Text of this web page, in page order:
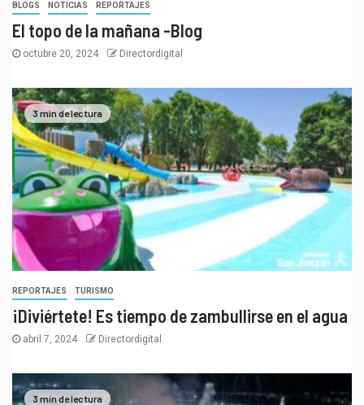
BLOGS NOTICIAS REPORTAJES
El topo de la mañana -Blog
octubre 20, 2024 Directordigital
3 min de lectura
REPORTAJES TURISMO
¡Diviértete! Es tiempo de zambullirse en el agua
abril 7, 2024 Directordigital
3 min de lectura